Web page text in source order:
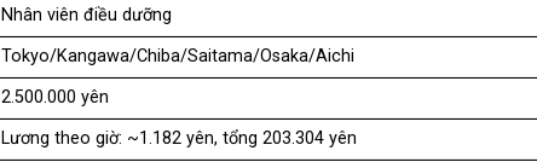
Nhân viên điều dưỡng
Tokyo/Kangawa/Chiba/Saitama/Osaka/Aichi
2.500.000 yên
Lương theo giờ: ~1.182 yên, tổng 203.304 yên